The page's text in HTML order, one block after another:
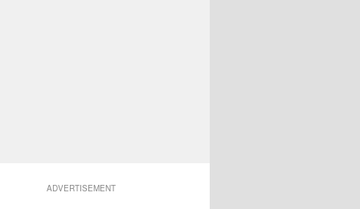
ADVERTISEMENT